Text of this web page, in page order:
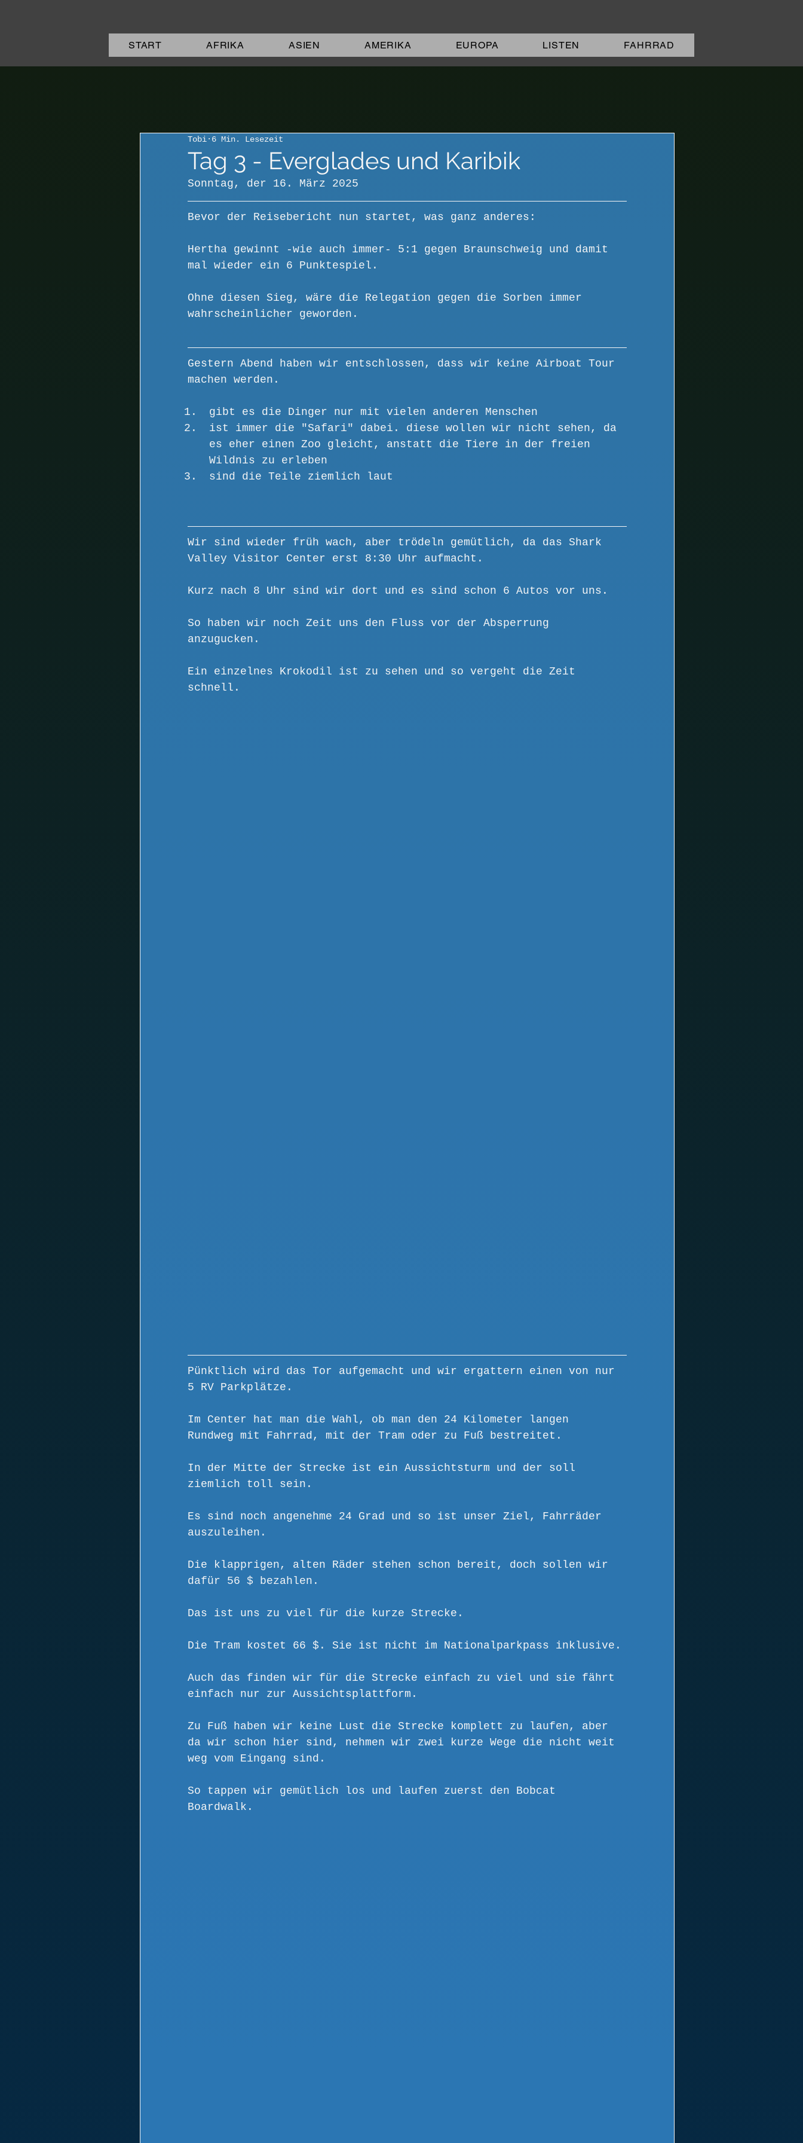
START AFRIKA ASIEN AMERIKA EUROPA LISTEN FAHRRAD
Tag 3 - Everglades und Karibik
Tobi 6 Min. Lesezeit
Sonntag, der 16. März 2025
Bevor der Reisebericht nun startet, was ganz anderes:
Hertha gewinnt -wie auch immer- 5:1 gegen Braunschweig und damit
mal wieder ein 6 Punktespiel.
Ohne diesen Sieg, wäre die Relegation gegen die Sorben immer
wahrscheinlicher geworden.
Gestern Abend haben wir entschlossen, dass wir keine Airboat Tour
machen werden.
gibt es die Dinger nur mit vielen anderen Menschen
ist immer die "Safari" dabei. diese wollen wir nicht sehen, da
es eher einen Zoo gleicht, anstatt die Tiere in der freien
Wildnis zu erleben
sind die Teile ziemlich laut
Wir sind wieder früh wach, aber trödeln gemütlich, da das Shark
Valley Visitor Center erst 8:30 Uhr aufmacht.
Kurz nach 8 Uhr sind wir dort und es sind schon 6 Autos vor uns.
So haben wir noch Zeit uns den Fluss vor der Absperrung
anzugucken.
Ein einzelnes Krokodil ist zu sehen und so vergeht die Zeit
schnell.
Pünktlich wird das Tor aufgemacht und wir ergattern einen von nur
5 RV Parkplätze.
Im Center hat man die Wahl, ob man den 24 Kilometer langen
Rundweg mit Fahrrad, mit der Tram oder zu Fuß bestreitet.
In der Mitte der Strecke ist ein Aussichtsturm und der soll
ziemlich toll sein.
Es sind noch angenehme 24 Grad und so ist unser Ziel, Fahrräder
auszuleihen.
Die klapprigen, alten Räder stehen schon bereit, doch sollen wir
dafür 56 $ bezahlen.
Das ist uns zu viel für die kurze Strecke.
Die Tram kostet 66 $. Sie ist nicht im Nationalparkpass inklusive.
Auch das finden wir für die Strecke einfach zu viel und sie fährt
einfach nur zur Aussichtsplattform.
Zu Fuß haben wir keine Lust die Strecke komplett zu laufen, aber
da wir schon hier sind, nehmen wir zwei kurze Wege die nicht weit
weg vom Eingang sind.
So tappen wir gemütlich los und laufen zuerst den Bobcat
Boardwalk.